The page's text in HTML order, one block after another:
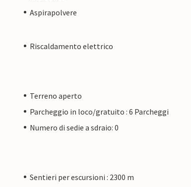
Aspirapolvere
Riscaldamento elettrico
Terreno aperto
Parcheggio in loco/gratuito : 6 Parcheggi
Numero di sedie a sdraio: 0
Sentieri per escursioni : 2300 m